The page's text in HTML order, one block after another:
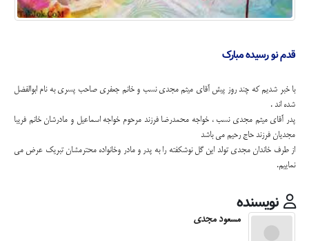
قدم نو رسیده مبارک
با خبر شدیم که چند روز پیش آقای میثم مجدی نسب و خانم جعفری صاحب پسری به نام ابوالفضل
شده اند .
پدر آقای میثم مجدی نسب ، خواجه محمدرضا فرزند مرحوم خواجه اسماعیل و مادرشان خانم فریبا
مجدیان فرزند حاج رحیم می باشد
از طرف خاندان مجدی تولد این گل نوشکفته را به پدر و مادر وخانواده محترمشان تبریک عرض می
نماییم.
نویسنده
مسعود مجدی